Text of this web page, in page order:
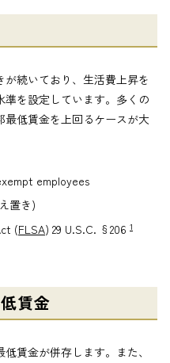
が続いており、生活費上昇を
を設定しています。多くの
低賃金を上回るケースが大
employees
置き)
(FLSA) 29 U.S.C. §206 1
賃金
賃金が併存します。また、